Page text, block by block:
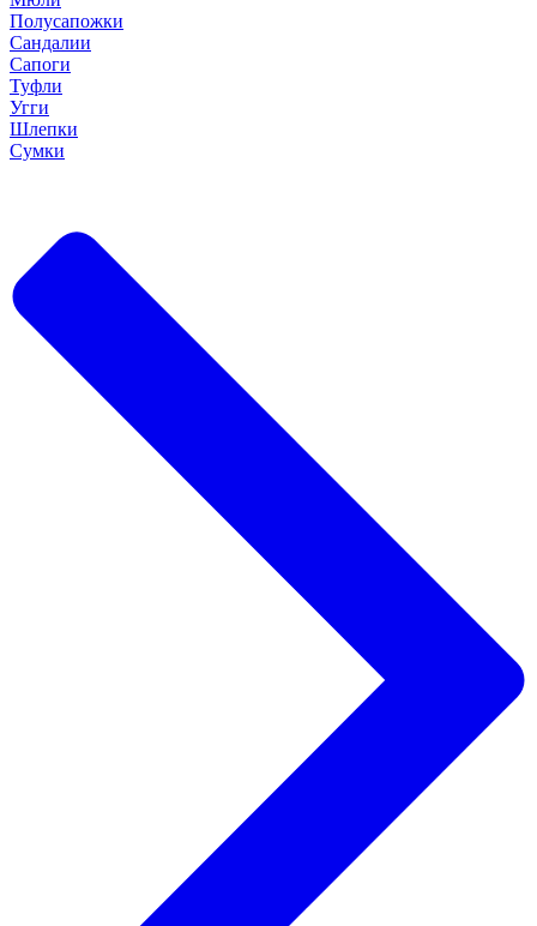
Полусапожки
Сандалии
Сапоги
Туфли
Угги
Шлепки
Сумки